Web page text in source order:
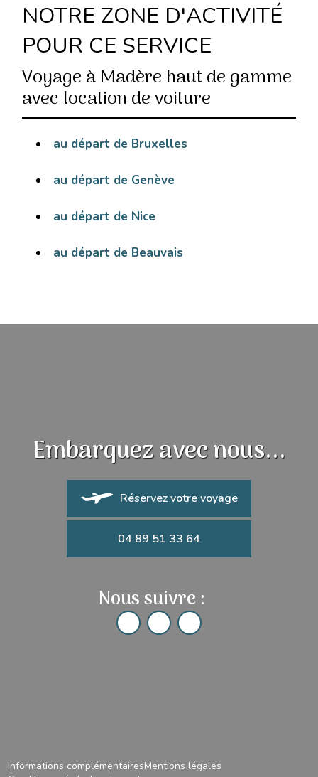
NOTRE ZONE D'ACTIVITÉ
POUR CE SERVICE
Voyage à Madère haut de gamme
avec location de voiture
au départ de Bruxelles
au départ de Genève
au départ de Nice
au départ de Beauvais
Embarquez avec nous...
Réservez votre voyage
04 89 51 33 64
Nous suivre :
Informations complémentairesMentions légales